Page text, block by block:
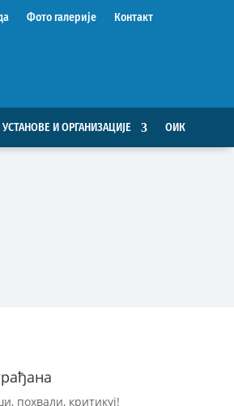
Фото галерије Контакт
УСТАНОВЕ И ОРГАНИЗАЦИЈЕ ОИК
похвали, критикуј!